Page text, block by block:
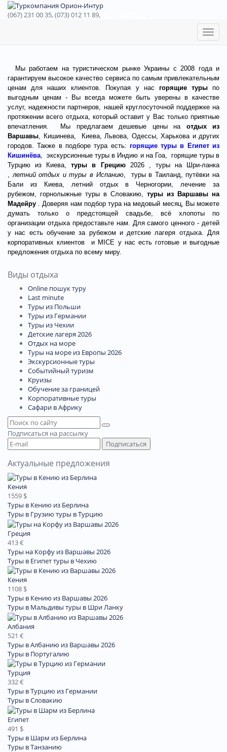
(067) 231 00 35, (073) 012 11 89,
Toggle
Мы работаем на туристическом рынке Украины с 2008 года и
гарантируем высокое качество сервиса по самым привлекательным
ценам для наших клиентов. Покупая у нас горящие турыпо
выгодным ценам - Вы всегда можете быть уверены в качестве
услуг, надежности партнеров, нашей круглосуточной поддержке на
протяжении всего отдыха, который оставит у Вас только приятные
впечатления. Мы предлагаем дешевые цены на отдых из
Варшавы , Кишинева, Киева, Львова, Одессы, Харькова и других
городов. Также в подборе тура есть: горящие туры в Египет из
Кишинёва,
экскурсионные туры в Индию и на Гоа, горящие туры в
Турцию из Киева,туры в Грецию 2026, туры на Шри-ланка
летний отдых и туры в Испанию, туры в Таиланд,путёвки на
Бали из Киева, летний отдых в Черногории, лечение за
рубежом, горнолыжные туры в Словакию туры из Варшавы на
Мадейру
. Доверяя нам подбор тура на медовый месяц, Вы можете
думать только о предстоящей свадьбе, всё хлопоты по
организации отдыха предоставьте нам. Для самого ценного - детей
у нас есть обучение за рубежом и детские лагеря отдыха. Для
корпоративных клиентов и MICE у нас есть готовые и выгодные
предложения отдыха по всему миру.
Виды отдыха
Online пошук туру
Last minute
Туры из Польши
Туры из Германии
Туры из Чехии
Детские лагеря 2026
Отдых на море
Туры на море из Европы 2026
Экскурсионные туры
Событийный туризм
Круизы
Обучение за границей
Корпоративные туры
Сафари в Африку
Подписаться на рассылку
Подписаться
Актуальные предложения
Кения
1559 $
Туры в Кению из Берлина
Туры в Грузию туры в Турцию
Греция
413 €
Туры на Корфу из Варшавы 2026
Туры в Египеттуры в Чехию
Кения
1108 $
Туры в Кению из Варшавы 2026
Туры в Мальдивы туры в Шри Ланку
Албания
521 €
Туры в Албанию из Варшавы 2026
Туры в Португалию
Турция
332 €
Туры в Турцию из Германии
Туры в Словакию
Египет
491 $
Туры в Шарм из Берлина
Туры в Танзанию